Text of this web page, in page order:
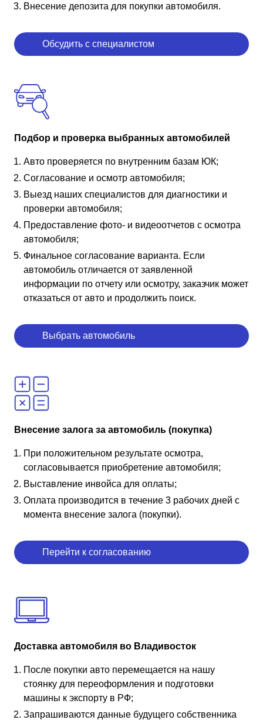
Внесение депозита для покупки автомобиля.
Обсудить с специалистом
Подбор и проверка выбранных автомобилей
Авто проверяется по внутренним базам ЮК;
Согласование и осмотр автомобиля;
Выезд наших специалистов для диагностики и
проверки автомобиля;
Предоставление фото- и видеоотчетов с осмотра
автомобиля;
Финальное согласование варианта. Если
автомобиль отличается от заявленной
информации по отчету или осмотру, заказчик может
отказаться от авто и продолжить поиск.
Выбрать автомобиль
Внесение залога за автомобиль (покупка)
При положительном результате осмотра,
согласовывается приобретение автомобиля;
Выставление инвойса для оплаты;
Оплата производится в течение 3 рабочих дней с
момента внесение залога (покупки).
Перейти к согласованию
Доставка автомобиля во Владивосток
После покупки авто перемещается на нашу
стоянку для переоформления и подготовки
машины к экспорту в РФ;
Запрашиваются данные будущего собственника